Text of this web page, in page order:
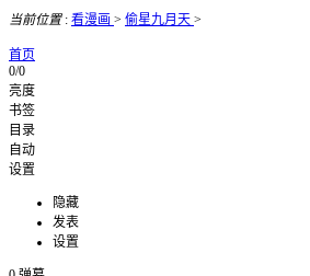
当前位置: 看漫画 > 偷星九月天 >
首页
0/0
亮度
书签
目录
自动
设置
隐藏
发表
设置